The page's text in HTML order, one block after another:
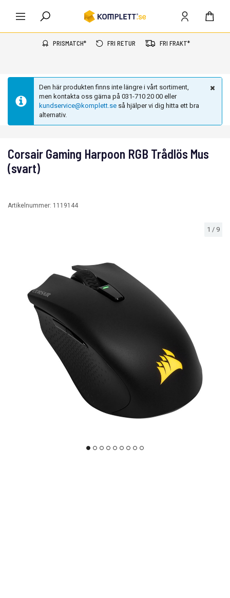
PRISMATCH* FRI RETUR FRI FRAKT*
Den här produkten finns inte längre i vårt sortiment,
men kontakta oss gärna på 031-710 20 00 eller
kundservice@komplett.se så hjälper vi dig hitta ett bra
alternativ.
1 / 9
Corsair Gaming Harpoon RGB Trådlös Mus
(svart)
Artikelnummer: 1119144